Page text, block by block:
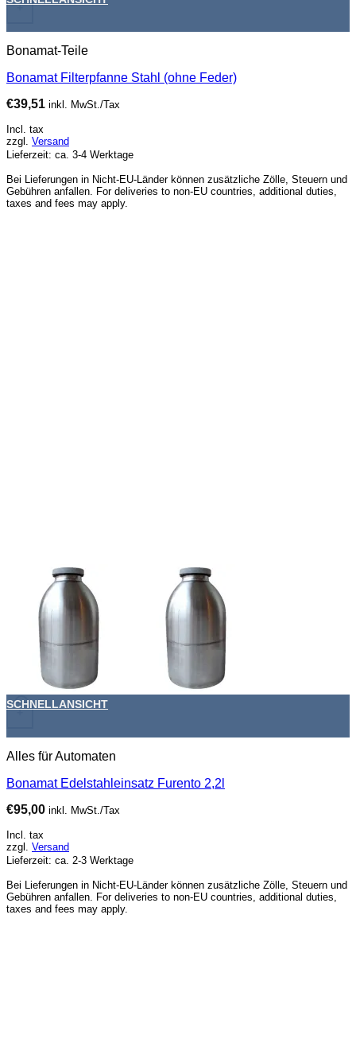
+
Bonamat-Teile
Bonamat Filterpfanne Stahl (ohne Feder)
€39,51 inkl. MwSt./Tax
Incl. tax
zzgl. Versand
Lieferzeit: ca. 3-4 Werktage
Bei Lieferungen in Nicht-EU-Länder können zusätzliche Zölle, Steuern und
Gebühren anfallen. For deliveries to non-EU countries, additional duties,
taxes and fees may apply.
+
SCHNELLANSICHT
Alles für Automaten
Bonamat Edelstahleinsatz Furento 2,2l
€95,00 inkl. MwSt./Tax
Incl. tax
zzgl. Versand
Lieferzeit: ca. 2-3 Werktage
Bei Lieferungen in Nicht-EU-Länder können zusätzliche Zölle, Steuern und
Gebühren anfallen. For deliveries to non-EU countries, additional duties,
taxes and fees may apply.